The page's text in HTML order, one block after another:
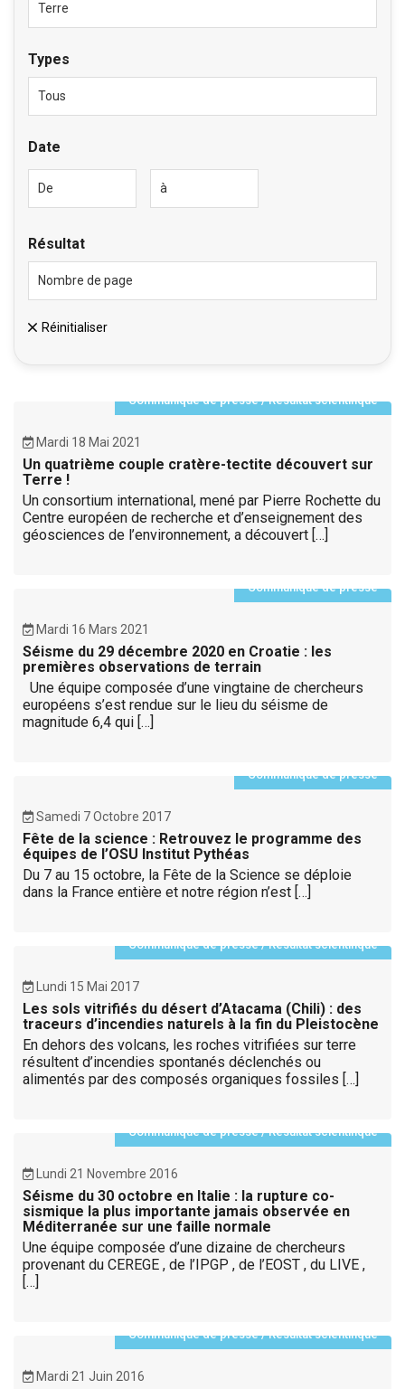
Types
Date
Résultat
Réinitialiser
Communiqué de presse/Résultat scientifique
Mardi 18 Mai 2021
Un quatrième couple cratère-tectite découvert sur
Terre !
Un consortium international, mené par Pierre Rochette du
Centre européen de recherche et d’enseignement des
géosciences de l’environnement, a découvert […]
Communiqué de presse
Mardi 16 Mars 2021
Séisme du 29 décembre 2020 en Croatie : les
premières observations de terrain
Une équipe composée d’une vingtaine de chercheurs
européens s’est rendue sur le lieu du séisme de
magnitude 6,4 qui […]
Communiqué de presse
Samedi 7 Octobre 2017
Fête de la science : Retrouvez le programme des
équipes de l’OSU Institut Pythéas
Du 7 au 15 octobre, la Fête de la Science se déploie
dans la France entière et notre région n’est […]
Communiqué de presse/Résultat scientifique
Lundi 15 Mai 2017
Les sols vitrifiés du désert d’Atacama (Chili) : des
traceurs d’incendies naturels à la fin du Pleistocène
En dehors des volcans, les roches vitrifiées sur terre
résultent d’incendies spontanés déclenchés ou
alimentés par des composés organiques fossiles […]
Communiqué de presse/Résultat scientifique
Lundi 21 Novembre 2016
Séisme du 30 octobre en Italie : la rupture co-
sismique la plus importante jamais observée en
Méditerranée sur une faille normale
Une équipe composée d’une dizaine de chercheurs
provenant du CEREGE , de l’IPGP , de l’EOST , du LIVE ,
[…]
Communiqué de presse/Résultat scientifique
Mardi 21 Juin 2016